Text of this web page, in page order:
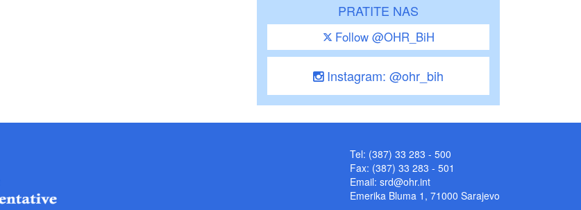
PRATITE NAS
Follow @OHR_BiH
Instagram: @ohr_bih
Tel: (387) 33 283 - 500
Fax: (387) 33 283 - 501
Email: srd@ohr.int
Emerika Bluma 1, 71000 Sarajevo